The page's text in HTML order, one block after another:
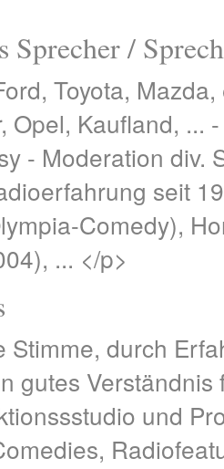
Sprecher /
Toyota,
Opel, Kaufland, ...
- Moderation div.
seit
Comedy),
... </p>
Stimme, durch
gutes
und